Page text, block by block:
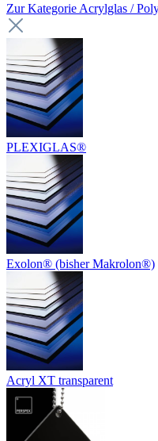
Zur Kategorie Acrylglas /
PLEXIGLAS®
Exolon® (bisher Makrolon®)
Acryl XT transparent